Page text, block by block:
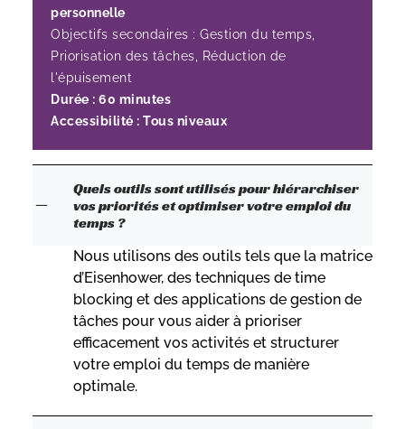
personnelle
Objectifs secondaires : Gestion du temps,
Priorisation des tâches, Réduction de
l'épuisement
Durée : 60 minutes
Accessibilité : Tous niveaux
Quels outils sont utilisés pour hiérarchiser
vos priorités et optimiser votre emploi du
temps ?
Nous utilisons des outils tels que la matrice
d’Eisenhower, des techniques de time
blocking et des applications de gestion de
tâches pour vous aider à prioriser
efficacement vos activités et structurer
votre emploi du temps de manière
optimale.